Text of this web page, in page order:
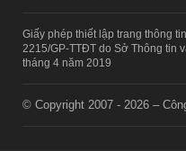
Giấy phép thiết lập trang thông
2215/GP-TTĐT do Sở Thông tin
tháng 4 năm 2019
© Copyright 2007 - 2026 –